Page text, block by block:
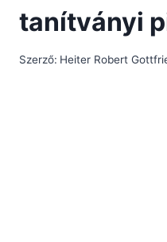
tanítványi
Szerző: Heiter Robert